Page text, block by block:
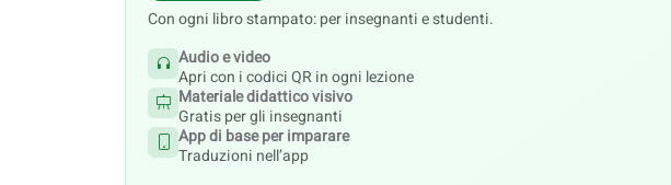
Con ogni libro stampato: per insegnanti e studenti.
Audio e video
Apri con i codici QR in ogni lezione
Materiale didattico visivo
Gratis per gli insegnanti
App di base per imparare
Traduzioni nell’app